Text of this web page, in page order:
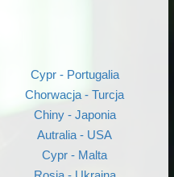
Cypr - Portugalia
Chorwacja - Turcja
Chiny - Japonia
Autralia - USA
Cypr - Malta